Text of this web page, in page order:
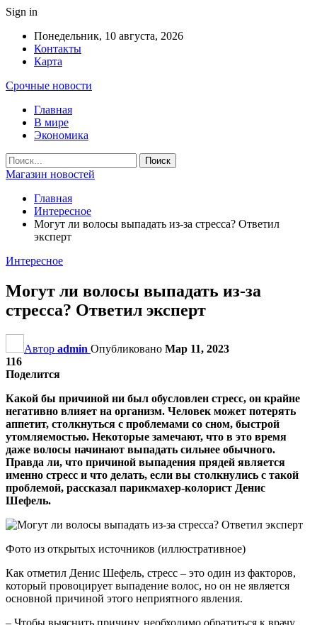
Sign in
Понедельник, 10 августа, 2026
Контакты
Карта
Срочные новости
Главная
В мире
Экономика
Магазин новостей
Главная
Интересное
Могут ли волосы выпадать из-за стресса? Ответил
эксперт
Интересное
Могут ли волосы выпадать из-за
стресса? Ответил эксперт
Автор admin Опубликовано Мар 11, 2023
116
Поделится
Какой бы причиной ни был обусловлен стресс, он крайне
негативно влияет на организм. Человек может потерять
аппетит, столкнуться с проблемами со сном, быстрой
утомляемостью. Некоторые замечают, что в это время
даже волосы начинают выпадать сильнее обычного.
Правда ли, что причиной выпадения прядей является
именно стресс и что делать, если вы столкнулись с такой
проблемой, рассказал парикмахер-колорист Денис
Шефель.
Фото из открытых источников (иллюстративное)
Как отметил Денис Шефель, стресс – это один из факторов,
который провоцирует выпадение волос, но он не является
основной причиной этого неприятного явления.
– Чтобы выяснить причину, необходимо обратиться к врачу,